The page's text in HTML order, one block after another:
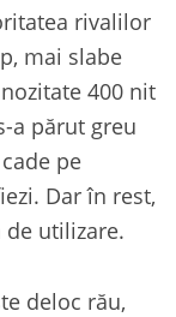
rivalilor
mai slabe
400 nit
a părut greu
pe
Dar în rest,
utilizare.
deloc rău,